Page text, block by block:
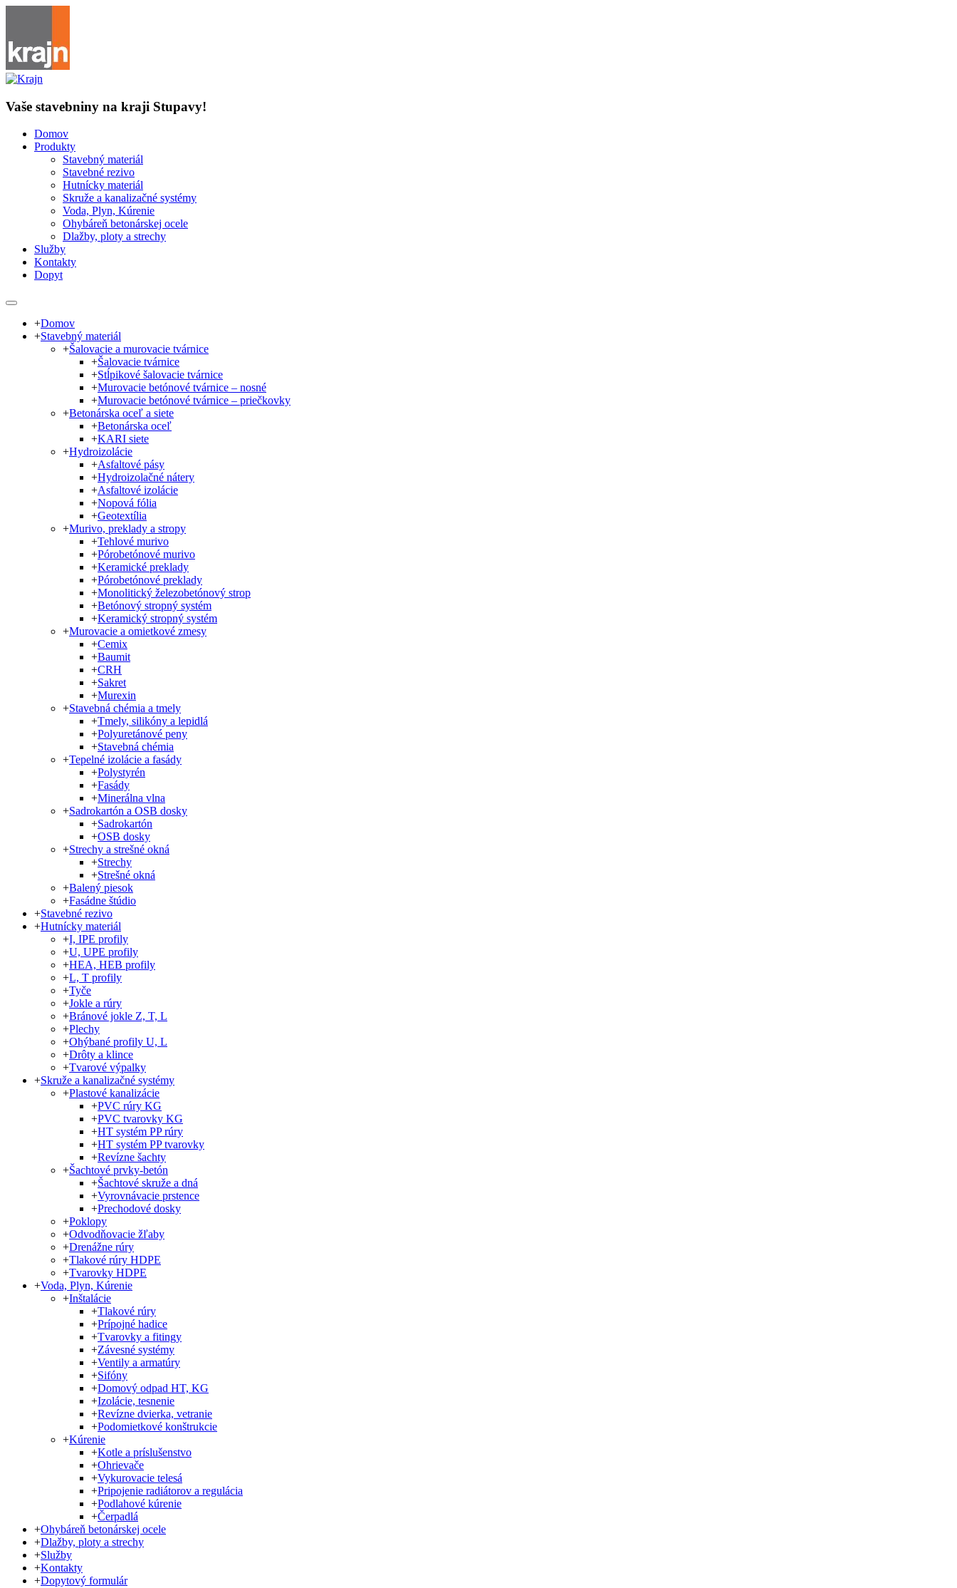
Vaše stavebniny na kraji Stupavy!
Domov
Produkty
Stavebný materiál
Stavebné rezivo
Hutnícky materiál
Skruže a kanalizačné systémy
Voda, Plyn, Kúrenie
Ohybáreň betonárskej ocele
Dlažby, ploty a strechy
Služby
Kontakty
Dopyt
+Domov
+Stavebný materiál
+Šalovacie a murovacie tvárnice
+Šalovacie tvárnice
+Stĺpikové šalovacie tvárnice
+Murovacie betónové tvárnice – nosné
+Murovacie betónové tvárnice – priečkovky
+Betonárska oceľ a siete
+Betonárska oceľ
+KARI siete
+Hydroizolácie
+Asfaltové pásy
+Hydroizolačné nátery
+Asfaltové izolácie
+Nopová fólia
+Geotextília
+Murivo, preklady a stropy
+Tehlové murivo
+Pórobetónové murivo
+Keramické preklady
+Pórobetónové preklady
+Monolitický železobetónový strop
+Betónový stropný systém
+Keramický stropný systém
+Murovacie a omietkové zmesy
+Cemix
+Baumit
+CRH
+Sakret
+Murexin
+Stavebná chémia a tmely
+Tmely, silikóny a lepidlá
+Polyuretánové peny
+Stavebná chémia
+Tepelné izolácie a fasády
+Polystyrén
+Fasády
+Minerálna vlna
+Sadrokartón a OSB dosky
+Sadrokartón
+OSB dosky
+Strechy a strešné okná
+Strechy
+Strešné okná
+Balený piesok
+Fasádne štúdio
+Stavebné rezivo
+Hutnícky materiál
+I, IPE profily
+U, UPE profily
+HEA, HEB profily
+L, T profily
+Tyče
+Jokle a rúry
+Bránové jokle Z, T, L
+Plechy
+Ohýbané profily U, L
+Drôty a klince
+Tvarové výpalky
+Skruže a kanalizačné systémy
+Plastové kanalizácie
+PVC rúry KG
+PVC tvarovky KG
+HT systém PP rúry
+HT systém PP tvarovky
+Revízne šachty
+Šachtové prvky-betón
+Šachtové skruže a dná
+Vyrovnávacie prstence
+Prechodové dosky
+Poklopy
+Odvodňovacie žľaby
+Drenážne rúry
+Tlakové rúry HDPE
+Tvarovky HDPE
+Voda, Plyn, Kúrenie
+Inštalácie
+Tlakové rúry
+Prípojné hadice
+Tvarovky a fitingy
+Závesné systémy
+Ventily a armatúry
+Sifóny
+Domový odpad HT, KG
+Izolácie, tesnenie
+Revízne dvierka, vetranie
+Podomietkové konštrukcie
+Kúrenie
+Kotle a príslušenstvo
+Ohrievače
+Vykurovacie telesá
+Pripojenie radiátorov a regulácia
+Podlahové kúrenie
+Čerpadlá
+Ohybáreň betonárskej ocele
+Dlažby, ploty a strechy
+Služby
+Kontakty
+Dopytový formulár